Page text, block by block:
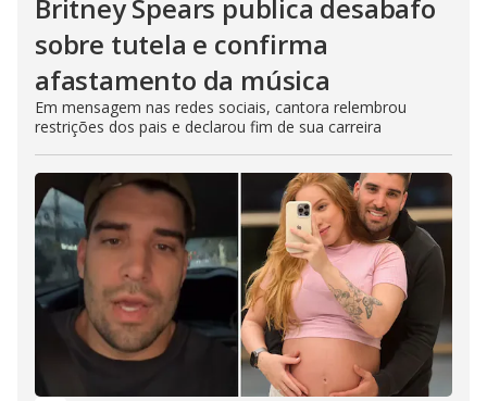
Britney Spears publica desabafo
sobre tutela e confirma
afastamento da música
Em mensagem nas redes sociais, cantora relembrou
restrições dos pais e declarou fim de sua carreira